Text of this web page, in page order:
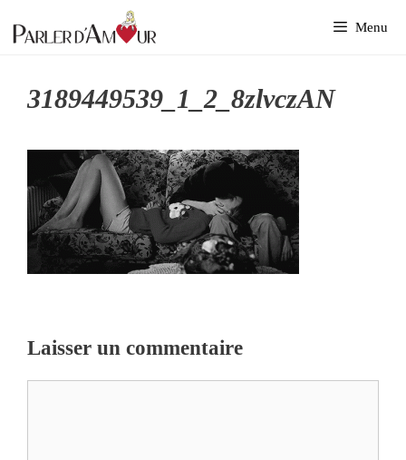
au
Menu
3189449539_1_2_8zlvczAN
Laisser un commentaire